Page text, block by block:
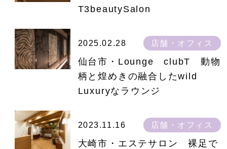
T3beautySalon
2025.02.28 店舗・オフィス
仙台市・Lounge clubT 動物
柄と煌めきの融合したwild
Luxuryなラウンジ
2023.11.16 店舗・オフィス
大崎市・エステサロン 裸足で